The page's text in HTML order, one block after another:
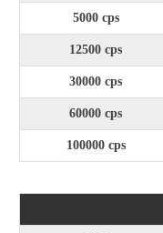
5000 cps
12500 cps
30000 cps
60000 cps
100000 cps